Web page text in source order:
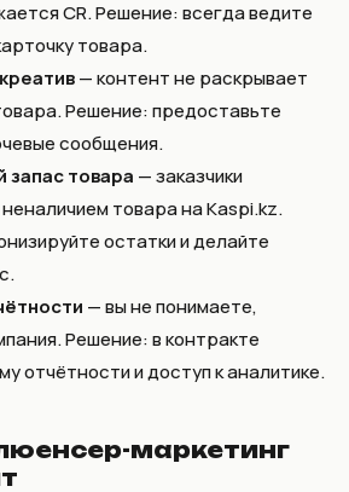
CR. Решение: всегда ведите
товара.
— контент не раскрывает
Решение: предоставьте
сообщения.
товара — заказчики
товара на Kaspi.kz.
остатки и делайте
— вы не понимаете,
Решение: в контракте
отчётности и доступ к аналитике.
маркетинг